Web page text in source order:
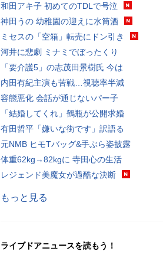
和田アキ子 初めてのTDLで号泣
神田うの 幼稚園の迎えに水筒酒
ミセスの「空箱」転売にドン引き
河井に悲劇 ミナミでぼったくり
「要介護5」の志茂田景樹氏 今は
内田有紀主演も苦戦…視聴率半減
容態悪化 会話が通じないパー子
「結婚してくれ」鶴瓶が公開求婚
有田哲平「嫌いな街です」訳語る
元NMB ヒモTバッグ&手ぶら姿披露
体重62kg→82kgに 寺田心の生活
レジェンド美魔女が過酷な決断
もっと見る
ライブドアニュースを読もう！